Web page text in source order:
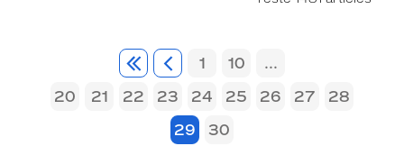
1 10
...
20
21 22 23 24 25 26 27
28
29
30